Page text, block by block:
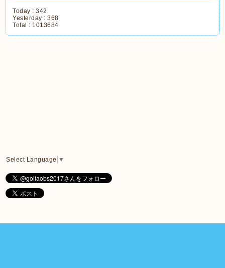
Today :342
Yesterday :368
Total : 1013684
Select Language ▼